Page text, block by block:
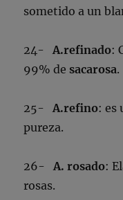
sometido a un
24-A.refinado:
99% de sacarosa.
25-A.refino: es
pureza.
26-A. rosado:
rosas.